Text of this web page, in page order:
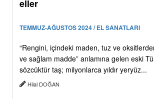
eller
TEMMUZ-AĞUSTOS 2024 / EL SANATLARI
“Rengini, içindeki maden, tuz ve
ve sağlam madde” anlamına gelen eski
sözcüktür taş; milyonlarca yıldır yeryüz...
Hilal DOĞAN